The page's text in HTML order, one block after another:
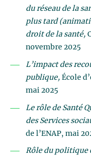
du réseau de la
plus tard
droit de la santé,
novembre 2025
L’impact des
publique, École
mai 2025
Le rôle de Santé
des Services
de l’ENAP, mai
Rôle du politique